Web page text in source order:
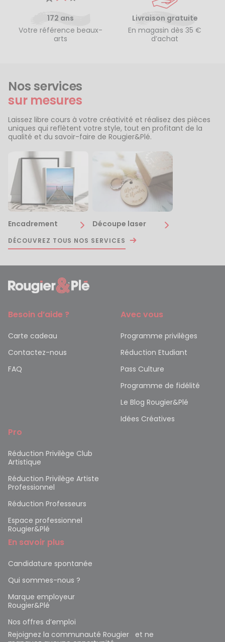
172 ans
Votre référence beaux-
arts
Livraison gratuite
En magasin dès 35 €
d’achat
Nos services
sur mesures
Laissez libre cours à votre créativité et réalisez des pièces
uniques qui reflètent votre style, tout en profitant de la
qualité et du savoir-faire de Rougier&Plé.
Encadrement Découpe laser
DÉCOUVREZ TOUS NOS SERVICES
Besoin d’aide ?
Carte cadeau
Contactez-nous
FAQ
Avec vous
Programme privilèges
Réduction Etudiant
Pass Culture
Programme de fidélité
Le Blog Rougier&Plé
Idées Créatives
Pro
Réduction Privilège Club
Artistique
Réduction Privilège Artiste
Professionnel
Réduction Professeurs
Espace professionnel
Rougier&Plé
En savoir plus
Candidature spontanée
Qui sommes-nous ?
Marque employeur
Rougier&Plé
Nos offres d’emploi
Rejoignez la communauté Rougier et ne